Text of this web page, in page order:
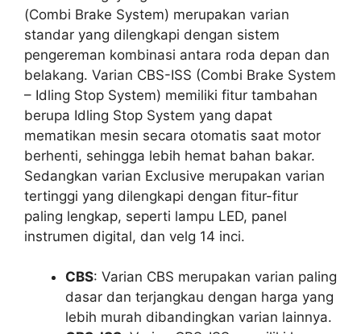
(Combi Brake System) merupakan varian
standar yang dilengkapi dengan sistem
pengereman kombinasi antara roda depan dan
belakang. Varian CBS-ISS (Combi Brake System
– Idling Stop System) memiliki fitur tambahan
berupa Idling Stop System yang dapat
mematikan mesin secara otomatis saat motor
berhenti, sehingga lebih hemat bahan bakar.
Sedangkan varian Exclusive merupakan varian
tertinggi yang dilengkapi dengan fitur-fitur
paling lengkap, seperti lampu LED, panel
instrumen digital, dan velg 14 inci.
CBS: Varian CBS merupakan varian paling
dasar dan terjangkau dengan harga yang
lebih murah dibandingkan varian lainnya.